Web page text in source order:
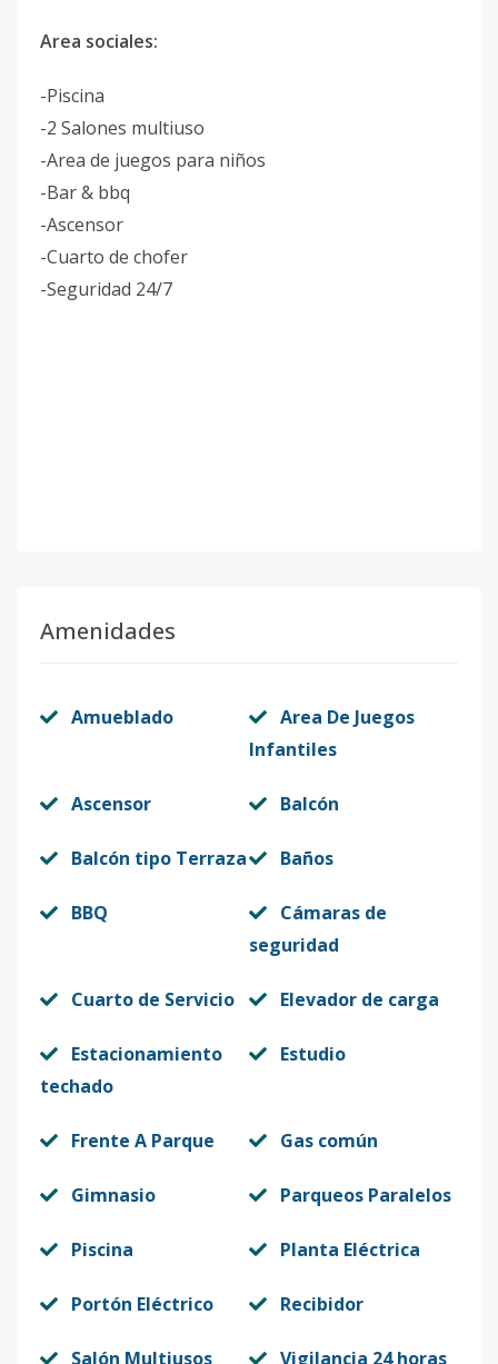
Area sociales:
-Piscina
-2 Salones multiuso
-Area de juegos para niños
-Bar & bbq
-Ascensor
-Cuarto de chofer
-Seguridad 24/7
Amenidades
Amueblado
Area De Juegos
Infantiles
Ascensor Balcón
Balcón tipo Terraza Baños
BBQ
Cámaras de
seguridad
Cuarto de Servicio Elevador de carga
Estacionamiento
techado
Estudio
Frente A Parque Gas común
Gimnasio Parqueos Paralelos
Piscina Planta Eléctrica
Portón Eléctrico Recibidor
Salón Multiusos Vigilancia 24 horas